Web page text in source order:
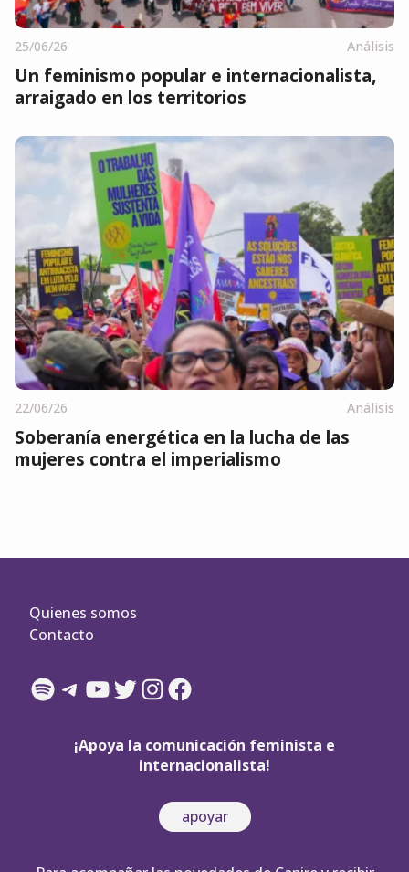
25/06/26 Análisis
Un feminismo popular e internacionalista,
arraigado en los territorios
22/06/26 Análisis
Soberanía energética en la lucha de las
mujeres contra el imperialismo
Quienes somos
Contacto
Spotify
Telegram
YouTube
Twitter
Instagram
Facebook
¡Apoya la comunicación feminista e
internacionalista!
apoyar